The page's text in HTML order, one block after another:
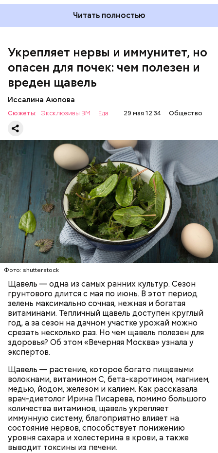
Читать полностью
Укрепляет нервы и иммунитет, но
опасен для почек: чем полезен и
вреден щавель
Иссалина Аюпова
Сюжеты: Эксклюзивы ВМ Еда 29 мая 12:34 Общество
Фото: shutterstock
Щавель — одна из самых ранних культур. Сезон
грунтового длится с мая по июнь. В этот период
зелень максимально сочная, нежная и богатая
витаминами. Тепличный щавель доступен круглый
год, а за сезон на дачном участке урожай можно
срезать несколько раз. Но чем щавель полезен для
здоровья? Об этом «Вечерняя Москва» узнала у
экспертов.
Щавель — растение, которое богато пищевыми
волокнами, витамином С, бета-каротином, магнием,
медью, йодом, железом и калием. Как рассказала
врач-диетолог Ирина Писарева, помимо большого
количества витаминов, щавель укрепляет
иммунную систему, благоприятно влияет на
состояние нервов, способствует понижению
уровня сахара и холестерина в крови, а также
выводит токсины из печени.
Опасность же щавеля состоит в том, что он
содержит большое количество щавелевой кислоты,
которая может способствовать образованию
— Если человек уже болеет мочекаменной
болезнью, щавель ему не рекомендуется. При
артрите, гастрите, холецистите, синдроме
раздраженного кишечника, язвах и панкреатите
продукт тоже лучше исключить из рациона, —
предупредила врач. — Он может привести к
повышению кислотности желудка и раздражать
слизистые оболочки.
ЗДОРОВЬЕ ВРАЧИ
РАСТЕНИЯ
ПРОДУКТЫ